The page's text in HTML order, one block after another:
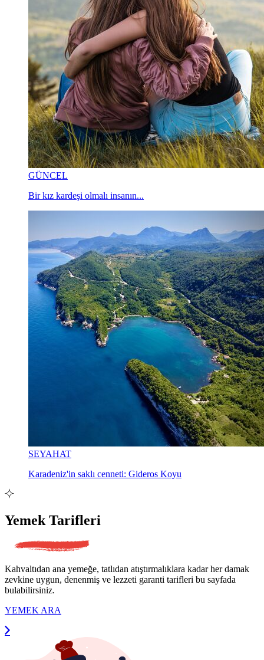
GÜNCEL
Bir kız kardeşi olmalı insanın...
SEYAHAT
Karadeniz'in saklı cenneti: Gideros Koyu
Yemek Tarifleri
Kahvaltıdan ana yemeğe, tatlıdan atıştırmalıklara kadar her damak
zevkine uygun, denenmiş ve lezzeti garanti tarifleri bu sayfada
bulabilirsiniz.
YEMEK ARA